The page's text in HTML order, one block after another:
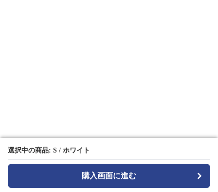
選択中の商品: S / ホワイト
購入画面に進む
選択中の商品: S / ホワイト
購入画面に進む